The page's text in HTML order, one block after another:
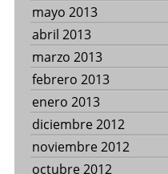
mayo 2013
abril 2013
marzo 2013
febrero 2013
enero 2013
diciembre 2012
noviembre 2012
octubre 2012